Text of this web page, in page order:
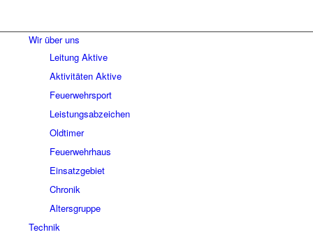
Wir über uns
Leitung Aktive
Aktivitäten Aktive
Feuerwehrsport
Leistungsabzeichen
Oldtimer
Feuerwehrhaus
Einsatzgebiet
Chronik
Altersgruppe
Technik